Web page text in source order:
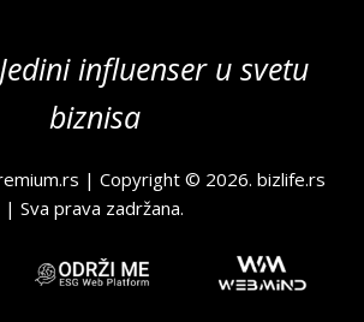
influenser u svetu
biznisa
| Copyright © 2026.bizlife.rs
| Sva prava zadržana.